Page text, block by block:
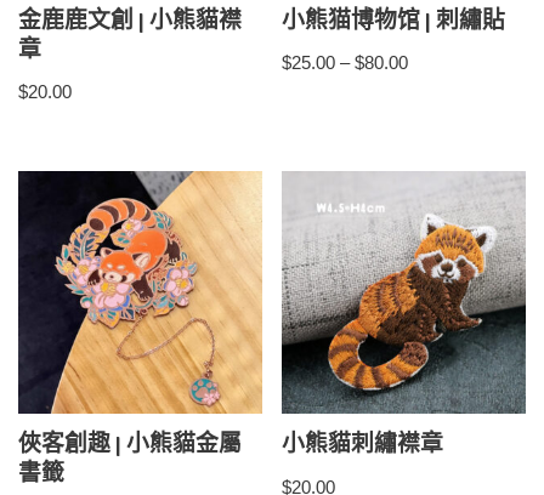
金鹿鹿文創 | 小熊貓襟
章
$20.00
小熊猫博物馆 | 刺繡貼
$25.00 – $80.00
俠客創趣 | 小熊貓金屬
書籤
小熊貓刺繡襟章
$20.00